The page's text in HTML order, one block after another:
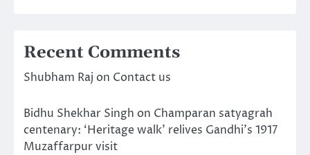
Recent Comments
Shubham Raj on Contact us
Bidhu Shekhar Singh on Champaran satyagrah
centenary: ‘Heritage walk’ relives Gandhi’s 1917
Muzaffarpur visit